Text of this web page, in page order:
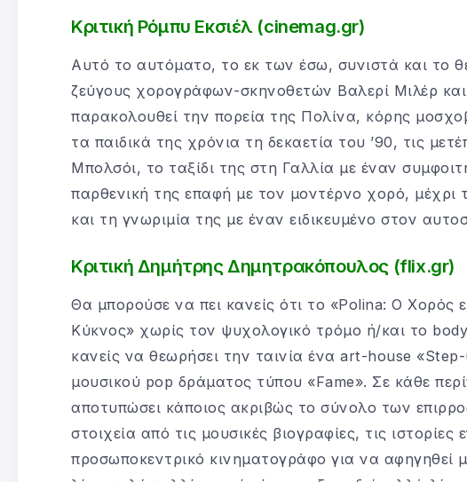
Κριτική Ρόμπυ Εκσιέλ (cinemag.gr)
Αυτό το αυτόματο, το εκ των έσω, συνιστά και το
ζεύγους χορογράφων-σκηνοθετών Βαλερί Μιλέρ
παρακολουθεί την πορεία της Πολίνα, κόρης
τα παιδικά της χρόνια τη δεκαετία του ’90, τις
Μπολσόι, το ταξίδι της στη Γαλλία με έναν
παρθενική της επαφή με τον μοντέρνο χορό, μέχρι
και τη γνωριμία της με έναν ειδικευμένο στον
Κριτική Δημήτρης Δημητρακόπουλος (flix.gr)
Θα μπορούσε να πει κανείς ότι το «Polina: Ο Χορός
Κύκνος» χωρίς τον ψυχολογικό τρόμο ή/και το
κανείς να θεωρήσει την ταινία ένα art-house
μουσικού pop δράματος τύπου «Fame». Σε κάθε
αποτυπώσει κάποιος ακριβώς το σύνολο των
στοιχεία από τις μουσικές βιογραφίες, τις
προσωποκεντρικό κινηματογράφο για να αφηγηθεί